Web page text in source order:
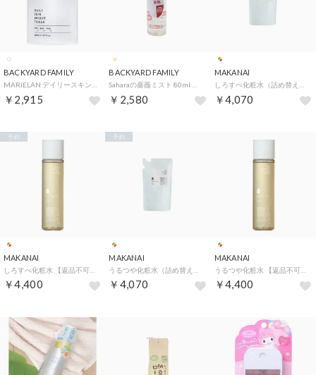
BACKYARD FAMILY
￥2,915
BACKYARD FAMILY
￥2,580
MAKANAI
￥4,070
MAKANAI
￥4,400
予約
MAKANAI
￥4,070
予約
MAKANAI
うるつや化粧水 【返品不可商品】 （静けさが訪れる香り）
￥4,400